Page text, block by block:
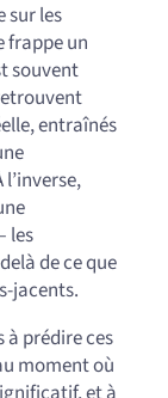
sur les
frappe un
souvent
entraînés
les
de ce que
jacents.
à prédire ces
moment où